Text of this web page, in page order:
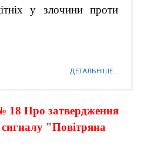
у злочини проти
ДЕТАЛЬНІШЕ...
18 Про затвердження
сигналу "Повітряна